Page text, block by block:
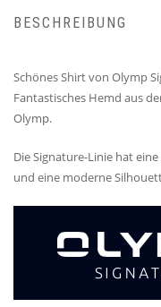
BESCHREIBUNG
Schönes Shirt von Olymp
Fantastisches Hemd aus
Olymp.
Die Signature-Linie hat
und eine moderne